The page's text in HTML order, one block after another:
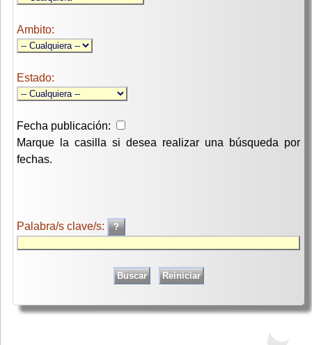
Ambito:
Estado:
Fecha publicación:
Marque la casilla si desea realizar una búsqueda por
fechas.
Palabra/s clave/s: